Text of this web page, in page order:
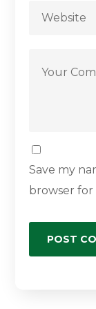
Save my
browser